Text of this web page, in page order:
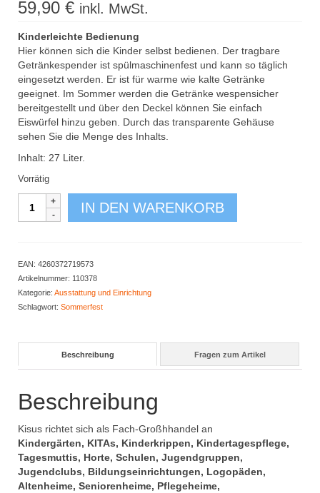
59,90 € inkl. MwSt.
Kinderleichte Bedienung
Hier können sich die Kinder selbst bedienen. Der tragbare
Getränkespender ist spülmaschinenfest und kann so täglich
eingesetzt werden. Er ist für warme wie kalte Getränke
geeignet. Im Sommer werden die Getränke wespensicher
bereitgestellt und über den Deckel können Sie einfach
Eiswürfel hinzu geben. Durch das transparente Gehäuse
sehen Sie die Menge des Inhalts.
Inhalt: 27 Liter.
Vorrätig
GetränkespenderIN DEN WARENKORB
EAN: 4260372719573
Artikelnummer: 110378
Kategorie: Ausstattung und Einrichtung
Schlagwort: Sommerfest
Beschreibung Fragen zum Artikel
Beschreibung
Kisus richtet sich als Fach-Großhhandel an
Kindergärten, KITAs, Kinderkrippen, Kindertagespflege,
Tagesmuttis, Horte, Schulen, Jugendgruppen,
Jugendclubs, Bildungseinrichtungen, Logopäden,
Altenheime, Seniorenheime, Pflegeheime,